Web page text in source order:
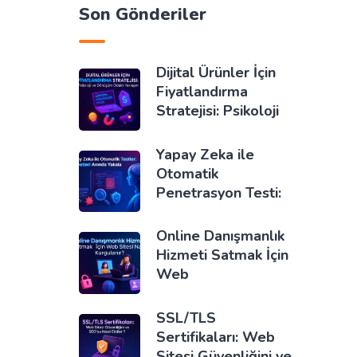
Son Gönderiler
Dijital Ürünler İçin
Fiyatlandırma
Stratejisi: Psikoloji
Yapay Zeka ile
Otomatik
Penetrasyon Testi:
Online Danışmanlık
Hizmeti Satmak İçin
Web
SSL/TLS
Sertifikaları: Web